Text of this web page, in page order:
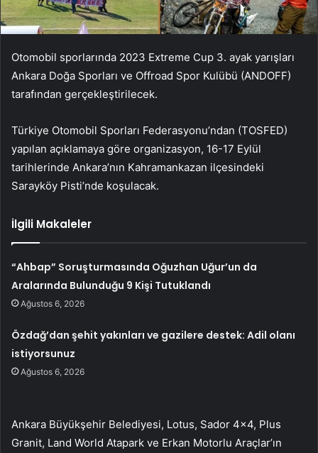
Otomobil sporlarında 2023 Extreme Cup 3. ayak yarışları
Ankara Doğa Sporları ve Offroad Spor Kulübü (ANDOFF)
tarafından gerçekleştirilecek.
Türkiye Otomobil Sporları Federasyonu’ndan (TOSFED)
yapılan açıklamaya göre organizasyon, 16-17 Eylül
tarihlerinde Ankara’nın Kahramankazan ilçesindeki
Sarayköy Pisti’nde koşulacak.
İlgili Makaleler
“Ahbap” Soruşturmasında Oğuzhan Uğur’un da
Aralarında Bulunduğu 9 Kişi Tutuklandı
Ağustos 6, 2026
Özdağ’dan şehit yakınları ve gazilere destek: Adil olanı
istiyorsunuz
Ağustos 6, 2026
Ankara Büyükşehir Belediyesi, Lotus, Sador 4×4, Plus
Granit, Land World Atapark ve Erkan Motorlu Araçlar’ın